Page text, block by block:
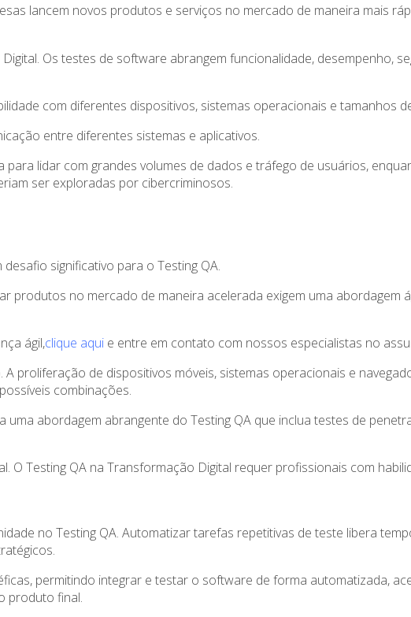
lancem novos produtos e serviços no mercado de maneira mais
Os testes de software abrangem funcionalidade, desempenho,
com diferentes dispositivos, sistemas operacionais e tamanhos
entre diferentes sistemas e aplicativos.
lidar com grandes volumes de dados e tráfego de usuários,
ser exploradas por cibercriminosos.
significativo para o Testing QA.
produtos no mercado de maneira acelerada exigem uma abordagem
ágil,clique aqui e entre em contato com nossos especialistas no
proliferação de dispositivos móveis, sistemas operacionais e
combinações.
abordagem abrangente do Testing QA que inclua testes de
O Testing QA na Transformação Digital requer profissionais com
no Testing QA. Automatizar tarefas repetitivas de teste libera
permitindo integrar e testar o software de forma automatizada,
produto final.